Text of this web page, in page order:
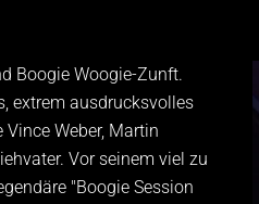
Boogie Woogie-Zunft.
extrem ausdrucksvolles
Weber, Martin
Vor seinem viel zu
"Boogie Session